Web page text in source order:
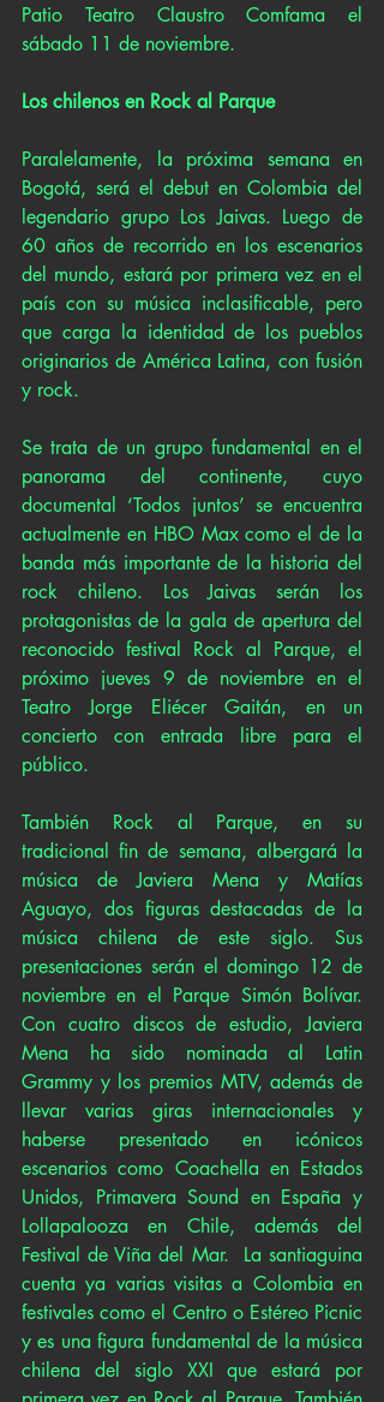
Patio Teatro Claustro Comfama el
sábado 11 de noviembre.
Los chilenos en Rock al Parque
Paralelamente, la próxima semana en
Bogotá, será el debut en Colombia del
legendario grupo Los Jaivas. Luego de
60 años de recorrido en los escenarios
del mundo, estará por primera vez en el
país con su música inclasificable, pero
que carga la identidad de los pueblos
originarios de América Latina, con fusión
y rock.
Se trata de un grupo fundamental en el
panorama del continente, cuyo
documental ‘Todos juntos’ se encuentra
actualmente en HBO Max como el de la
banda más importante de la historia del
rock chileno. Los Jaivas serán los
protagonistas de la gala de apertura del
reconocido festival Rock al Parque, el
próximo jueves 9 de noviembre en el
Teatro Jorge Eliécer Gaitán, en un
concierto con entrada libre para el
público.
También Rock al Parque, en su
tradicional fin de semana, albergará la
música de Javiera Mena y Matías
Aguayo, dos figuras destacadas de la
música chilena de este siglo. Sus
presentaciones serán el domingo 12 de
noviembre en el Parque Simón Bolívar.
Con cuatro discos de estudio, Javiera
Mena ha sido nominada al Latin
Grammy y los premios MTV, además de
llevar varias giras internacionales y
haberse presentado en icónicos
escenarios como Coachella en Estados
Unidos, Primavera Sound en España y
Lollapalooza en Chile, además del
Festival de Viña del Mar.  La santiaguina
cuenta ya varias visitas a Colombia en
festivales como el Centro o Estéreo Picnic
y es una figura fundamental de la música
chilena del siglo XXI que estará por